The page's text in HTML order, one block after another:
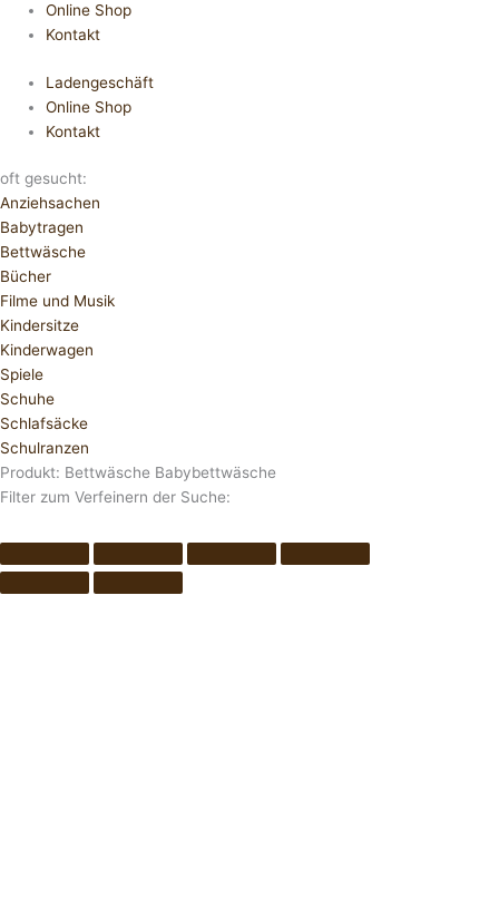
Online Shop
Kontakt
Ladengeschäft
Online Shop
Kontakt
oft gesucht:
Anziehsachen
Babytragen
Bettwäsche
Bücher
Filme und Musik
Kindersitze
Kinderwagen
Spiele
Schuhe
Schlafsäcke
Schulranzen
Produkt: Bettwäsche Babybettwäsche
Filter zum Verfeinern der Suche: